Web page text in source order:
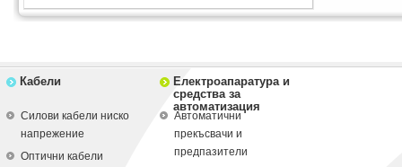
Кабели
Силови кабели ниско
напрежение
Оптични кабели
Електроапаратура и
средства за
автоматизация
Автоматични
прекъсвачи и
предпазители